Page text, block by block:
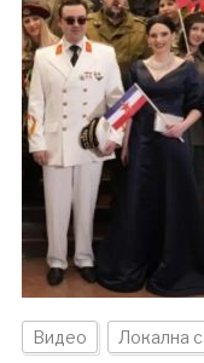
Видео Локална